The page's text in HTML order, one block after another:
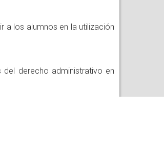
a los alumnos en la utilización
derecho administrativo en